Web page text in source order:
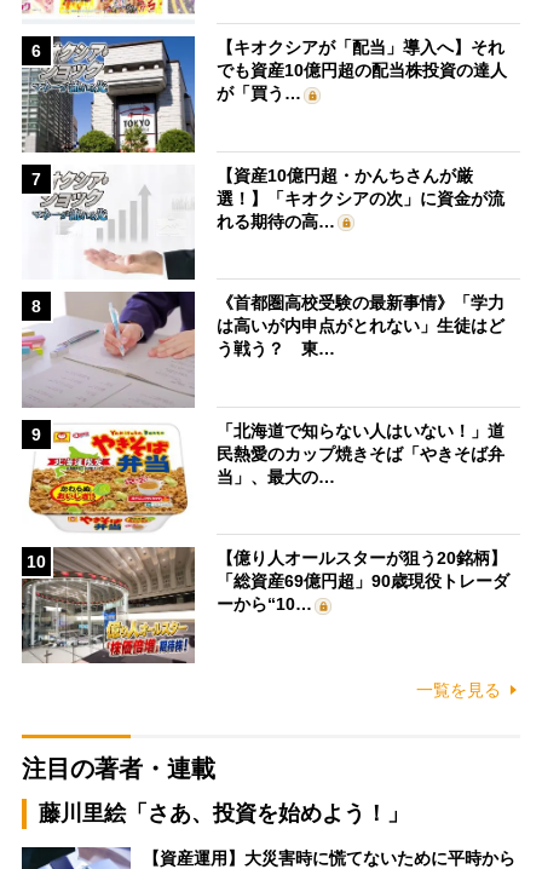
6
【キオクシアが「配当」導入へ】それ
でも資産10億円超の配当株投資の達人
が「買う…
7
【資産10億円超・かんちさんが厳
選！】「キオクシアの次」に資金が流
れる期待の高…
8
《首都圏高校受験の最新事情》「学力
は高いが内申点がとれない」生徒はど
う戦う？ 東…
9
「北海道で知らない人はいない！」道
民熱愛のカップ焼きそば「やきそば弁
当」、最大の…
10
【億り人オールスターが狙う20銘柄】
「総資産69億円超」90歳現役トレーダ
ーから“10…
一覧を見る
注目の著者・連載
藤川里絵「さあ、投資を始めよう！」
【資産運用】大災害時に慌てないために平時から